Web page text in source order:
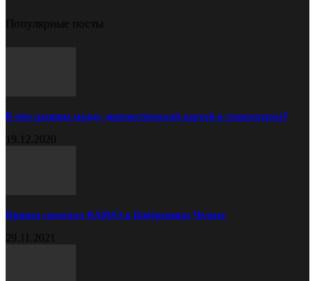
Популярные посты
В чём разница между диагностической картой и техосмотром?
19.12.2020
Прицеп самосвал КАМАЗ в Набережных Челнах
29.11.2021